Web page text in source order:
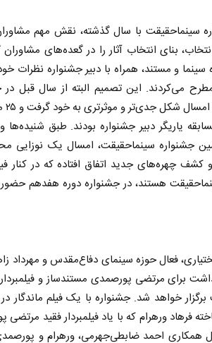
سینماحقیقت با سال گذشته، نقش مهم
بنای انتخاب آثار را در گعده‌های
و مستند، همراه با دبیر جشنواره نظرات
می‌کردند. این تصمیم البته از سال قبل در
یاریگر دبیر جشنواره بودند. طبق
جشنواره سینماحقیقت، امسال یک نوزایی
چهره‌های جدید اتفاق افتاده که در کنار
هستند، در جشنواره دوره هفدهم
فعال حوزه سینمای دفاع‌مقدس و مهرداد
برای مرتضی پورصمدی مستندساز و
خواهد شد. جشنواره با یک فیلم ماندگار
فرهاد ورهرام که با یاد فیلمبردار فقید
همکاری احمد ضابطی‌جهرمی، ورهرام و
ادامه جنگ برای آمریکا یعنی
شکست مفتضحانه
خرمشاد - استاد دانشگاه دکتر مراد